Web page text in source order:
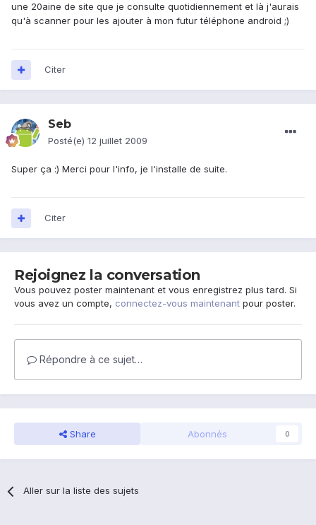
une 20aine de site que je consulte quotidiennement et là j'aurais
qu'à scanner pour les ajouter à mon futur téléphone android ;)
Citer
Seb
Posté(e) 12 juillet 2009
Super ça :) Merci pour l'info, je l'installe de suite.
Citer
Rejoignez la conversation
Vous pouvez poster maintenant et vous enregistrez plus tard. Si
vous avez un compte, connectez-vous maintenant pour poster.
Répondre à ce sujet…
Share Abonnés 0
Aller sur la liste des sujets